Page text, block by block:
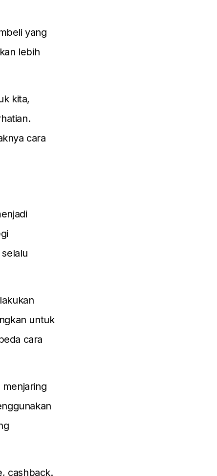
yang
lebih
kita,
cara
untuk
cara
menjaring
cashback.